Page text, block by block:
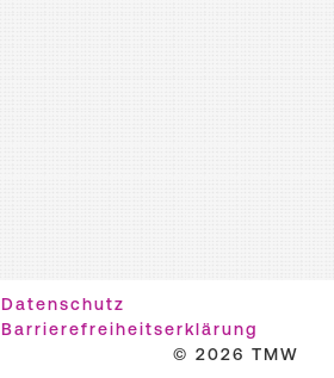
Datenschutz
Barrierefreiheitserklärung
© 2026 TMW